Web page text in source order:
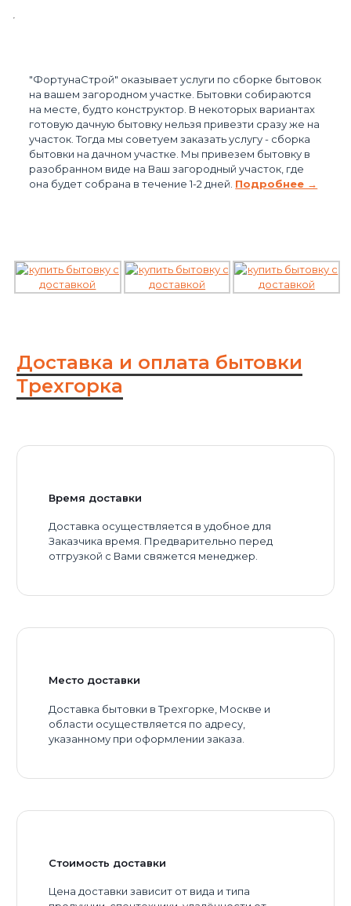
"ФортунаСтрой" оказывает услуги по сборке бытовок
на вашем загородном участке. Бытовки собираются
на месте, будто конструктор. В некоторых вариантах
готовую дачную бытовку нельзя привезти сразу же на
участок. Тогда мы советуем заказать услугу - сборка
бытовки на дачном участке. Мы привезем бытовку в
разобранном виде на Ваш загородный участок, где
она будет собрана в течение 1-2 дней. Подробнее →
Доставка и оплата бытовки
Трехгорка
Время доставки
Доставка осуществляется в удобное для
Заказчика время. Предварительно перед
отгрузкой с Вами свяжется менеджер.
Место доставки
Доставка бытовки в Трехгорке, Москве и
области осуществляется по адресу,
указанному при оформлении заказа.
Стоимость доставки
Цена доставки зависит от вида и типа